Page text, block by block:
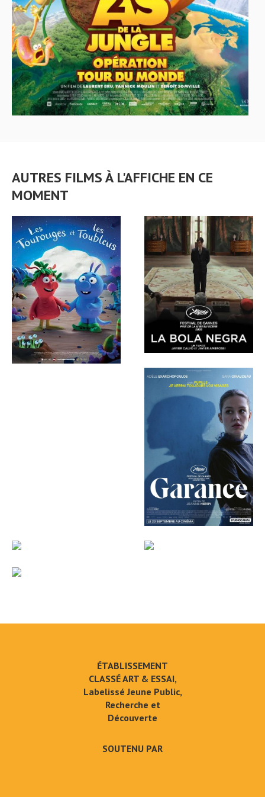
AUTRES FILMS À L'AFFICHE EN CE
MOMENT
ÉTABLISSEMENT
CLASSÉ ART & ESSAI,
Labelissé Jeune Public,
Recherche et
Découverte
SOUTENU PAR